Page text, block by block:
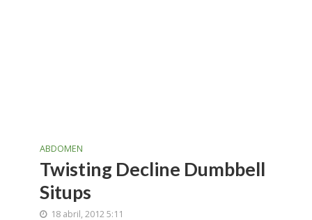
ABDOMEN
Twisting Decline Dumbbell
Situps
18 abril, 2012 5:11